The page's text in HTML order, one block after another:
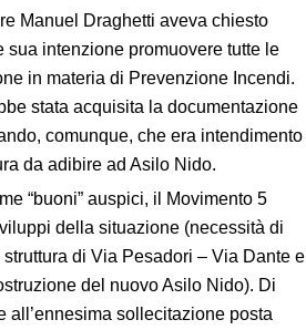
Manuel Draghetti aveva chiesto
intenzione promuovere tutte le
in materia di Prevenzione Incendi.
stata acquisita la documentazione
comunque, che era intendimento
da adibire ad Asilo Nido.
“buoni” auspici, il Movimento 5
della situazione (necessità di
di Via Pesadori – Via Dante e
del nuovo Asilo Nido). Di
all’ennesima sollecitazione posta